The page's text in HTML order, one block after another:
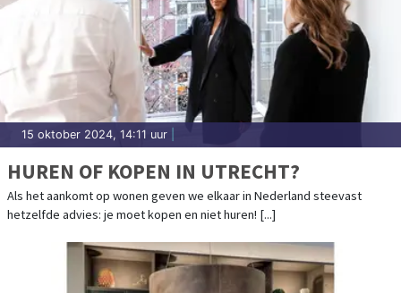
15 oktober 2024, 14:11 uur
HUREN OF KOPEN IN UTRECHT?
Als het aankomt op wonen geven we elkaar in Nederland steevast
hetzelfde advies: je moet kopen en niet huren! [...]